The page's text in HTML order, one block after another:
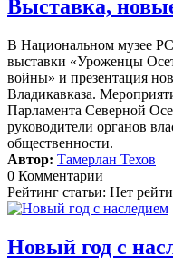
Выставка,
В Национальном музее
выставки «Уроженцы
войны» и презентация
Владикавказа.
Парламента Северной
руководители органов
общественности.
Автор: Тамерлан Техов
0 Комментарии
Рейтинг статьи: Нет
Новый год с